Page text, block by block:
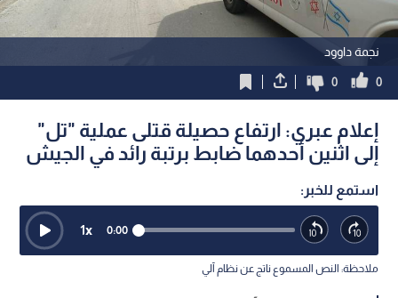
نجمة داوود
0
0
إعلام عبري: ارتفاع حصيلة قتلى عملية "تل"
إلى اثنين أحدهما ضابط برتبة رائد في الجيش
استمع للخبر:
0:00
1x
ملاحظة: النص المسموع ناتج عن نظام آلي